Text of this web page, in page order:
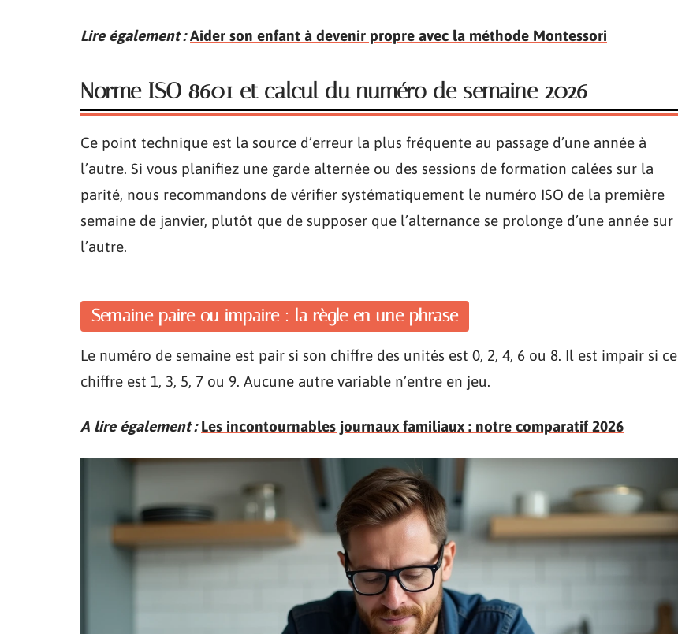
Lire également : Aider son enfant à devenir propre avec la méthode Montessori
Norme ISO 8601 et calcul du numéro de semaine 2026
Ce point technique est la source d’erreur la plus fréquente au passage d’une année à
l’autre. Si vous planifiez une garde alternée ou des sessions de formation calées sur la
parité, nous recommandons de vérifier systématiquement le numéro ISO de la première
semaine de janvier, plutôt que de supposer que l’alternance se prolonge d’une année sur
l’autre.
Semaine paire ou impaire : la règle en une phrase
Le numéro de semaine est pair si son chiffre des unités est 0, 2, 4, 6 ou 8. Il est impair si ce
chiffre est 1, 3, 5, 7 ou 9. Aucune autre variable n’entre en jeu.
A lire également : Les incontournables journaux familiaux : notre comparatif 2026